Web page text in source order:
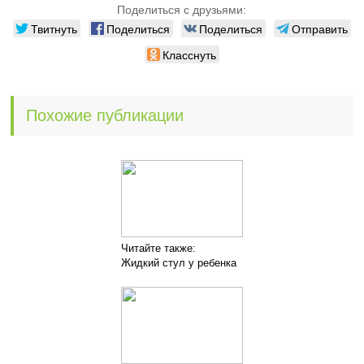
Поделиться с друзьями:
Твитнуть Поделиться Поделиться
Отправить
Класснуть
Похожие публикации
Читайте также:
Жидкий стул у ребенка